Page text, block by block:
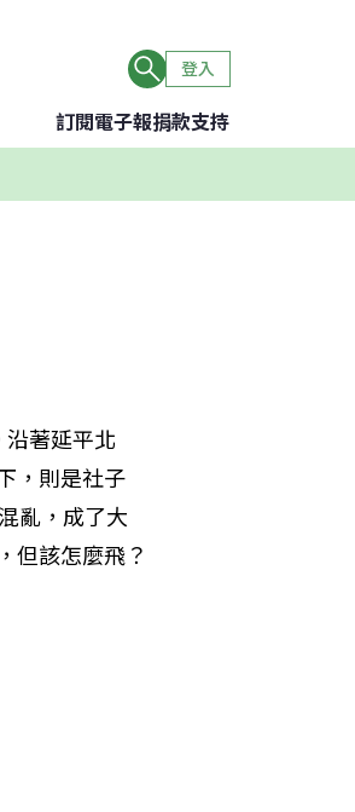
登入
訂閱電子報捐款支持
著延平北
，則是社子
亂，成了大
但該怎麼飛？